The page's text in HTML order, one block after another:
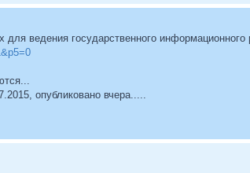
ведения государственного
опубликовано вчера.....